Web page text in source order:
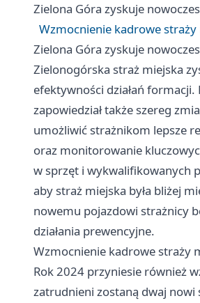
Zielona Góra zyskuje
Wzmocnienie kadrowe
Zielona Góra zyskuje
Zielonogórska straż miejska
efektywności działań
zapowiedział także szereg
umożliwić strażnikom lepsze
oraz monitorowanie
w sprzęt i wykwalifikowanych
aby straż miejska była bliżej
nowemu pojazdowi strażnicy
działania prewencyjne.
Wzmocnienie kadrowe straży
Rok 2024 przyniesie również
zatrudnieni zostaną dwaj nowi